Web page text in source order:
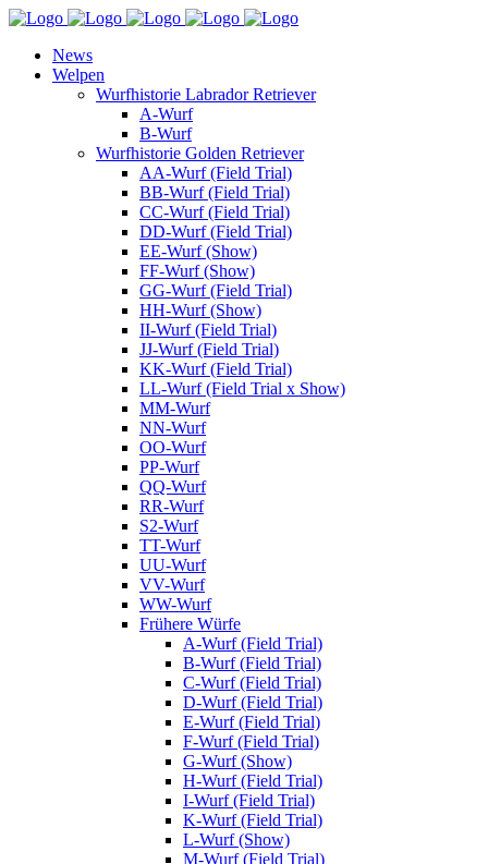
News
Welpen
Wurfhistorie Labrador Retriever
A-Wurf
B-Wurf
Wurfhistorie Golden Retriever
AA-Wurf (Field Trial)
BB-Wurf (Field Trial)
CC-Wurf (Field Trial)
DD-Wurf (Field Trial)
EE-Wurf (Show)
FF-Wurf (Show)
GG-Wurf (Field Trial)
HH-Wurf (Show)
II-Wurf (Field Trial)
JJ-Wurf (Field Trial)
KK-Wurf (Field Trial)
LL-Wurf (Field Trial x Show)
MM-Wurf
NN-Wurf
OO-Wurf
PP-Wurf
QQ-Wurf
RR-Wurf
S2-Wurf
TT-Wurf
UU-Wurf
VV-Wurf
WW-Wurf
Frühere Würfe
A-Wurf (Field Trial)
B-Wurf (Field Trial)
C-Wurf (Field Trial)
D-Wurf (Field Trial)
E-Wurf (Field Trial)
F-Wurf (Field Trial)
G-Wurf (Show)
H-Wurf (Field Trial)
I-Wurf (Field Trial)
K-Wurf (Field Trial)
L-Wurf (Show)
M-Wurf (Field Trial)